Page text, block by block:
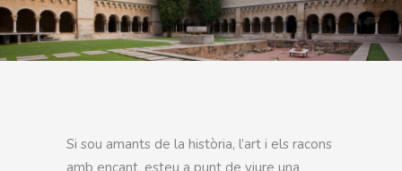
Si sou amants de la història, l’art i els racons
amb encant, esteu a punt de viure una